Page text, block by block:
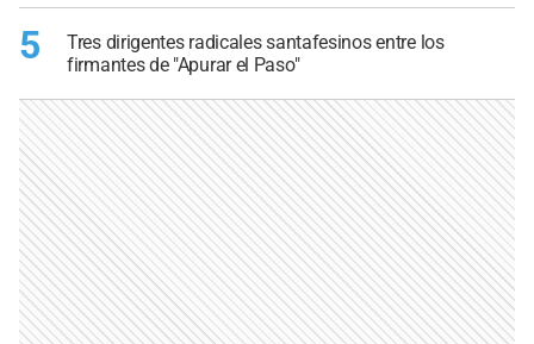
5
Tres dirigentes radicales santafesinos entre los
firmantes de "Apurar el Paso"